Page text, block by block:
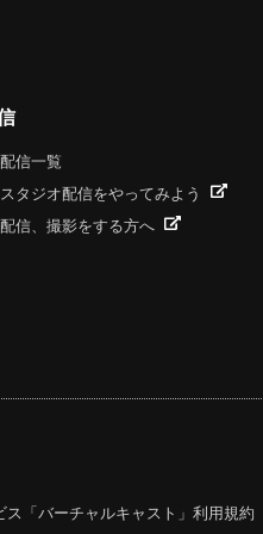
配信一覧
スタジオ配信をやってみよう
配信、撮影をする方へ
「バーチャルキャスト」利用規約